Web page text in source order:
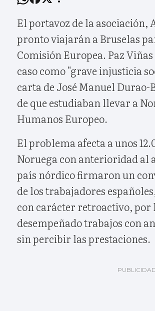
El portavoz de la asociación,
pronto viajarán a Bruselas
Comisión Europea. Paz
caso como "grave injusticia
carta de José Manuel
de que estudiaban llevar a
Humanos Europeo.
El problema afecta a unos
Noruega con anterioridad al
país nórdico firmaron un
de los trabajadores
con carácter retroactivo, por
desempeñado trabajos con
sin percibir las prestaciones.